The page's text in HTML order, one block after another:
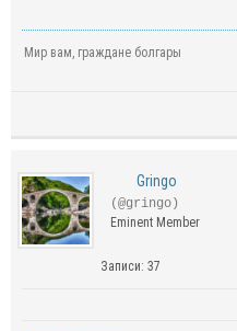
Мир вам, граждане болгары
Gringo
(@gringo)
Eminent Member
Записи: 37